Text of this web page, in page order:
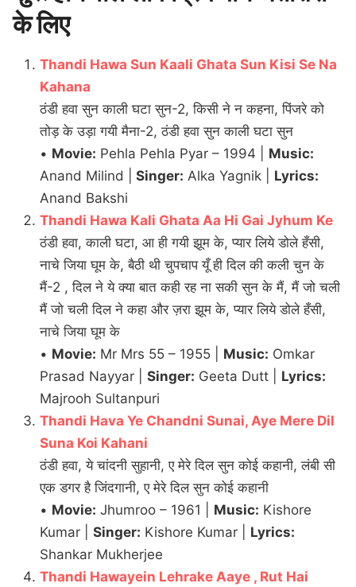
के लिए
Thandi Hawa Sun Kaali Ghata Sun Kisi Se Na
Kahana
ठंडी हवा सुन काली घटा सुन-2, किसी ने न कहना, पिंजरे को
तोड़ के उड़ा गयी मैना-2, ठंडी हवा सुन काली घटा सुन
• Movie: Pehla Pehla Pyar – 1994 | Music:
Anand Milind |
Singer: Alka Yagnik | Lyrics:
Anand Bakshi
Thandi Hawa Kali Ghata Aa Hi Gai Jyhum Ke
ठंडी हवा, काली घटा, आ ही गयी झूम के, प्यार लिये डोले हँसी,
नाचे जिया घूम के, बैठी थी चुपचाप यूँ ही दिल की कली चुन के
मैं-2 , दिल ने ये क्या बात कही रह ना सकी सुन के मैं, मैं जो चली
मैं जो चली दिल ने कहा और ज़रा झूम के, प्यार लिये डोले हँसी,
नाचे जिया घूम के
• Movie: Mr Mrs 55 – 1955 | Music: Omkar
Prasad Nayyar | Singer: Geeta Dutt | Lyrics:
Majrooh Sultanpuri
Thandi Hava Ye Chandni Sunai, Aye Mere Dil
Suna Koi Kahani
ठंडी हवा, ये चांदनी सुहानी, ए मेरे दिल सुन कोई कहानी, लंबी सी
एक डगर है जिंदगानी, ए मेरे दिल सुन कोई कहानी
• Movie: Jhumroo – 1961 | Music: Kishore
Kumar | Singer: Kishore Kumar | Lyrics:
Shankar Mukherjee
Thandi Hawayein Lehrake Aaye , Rut Hai